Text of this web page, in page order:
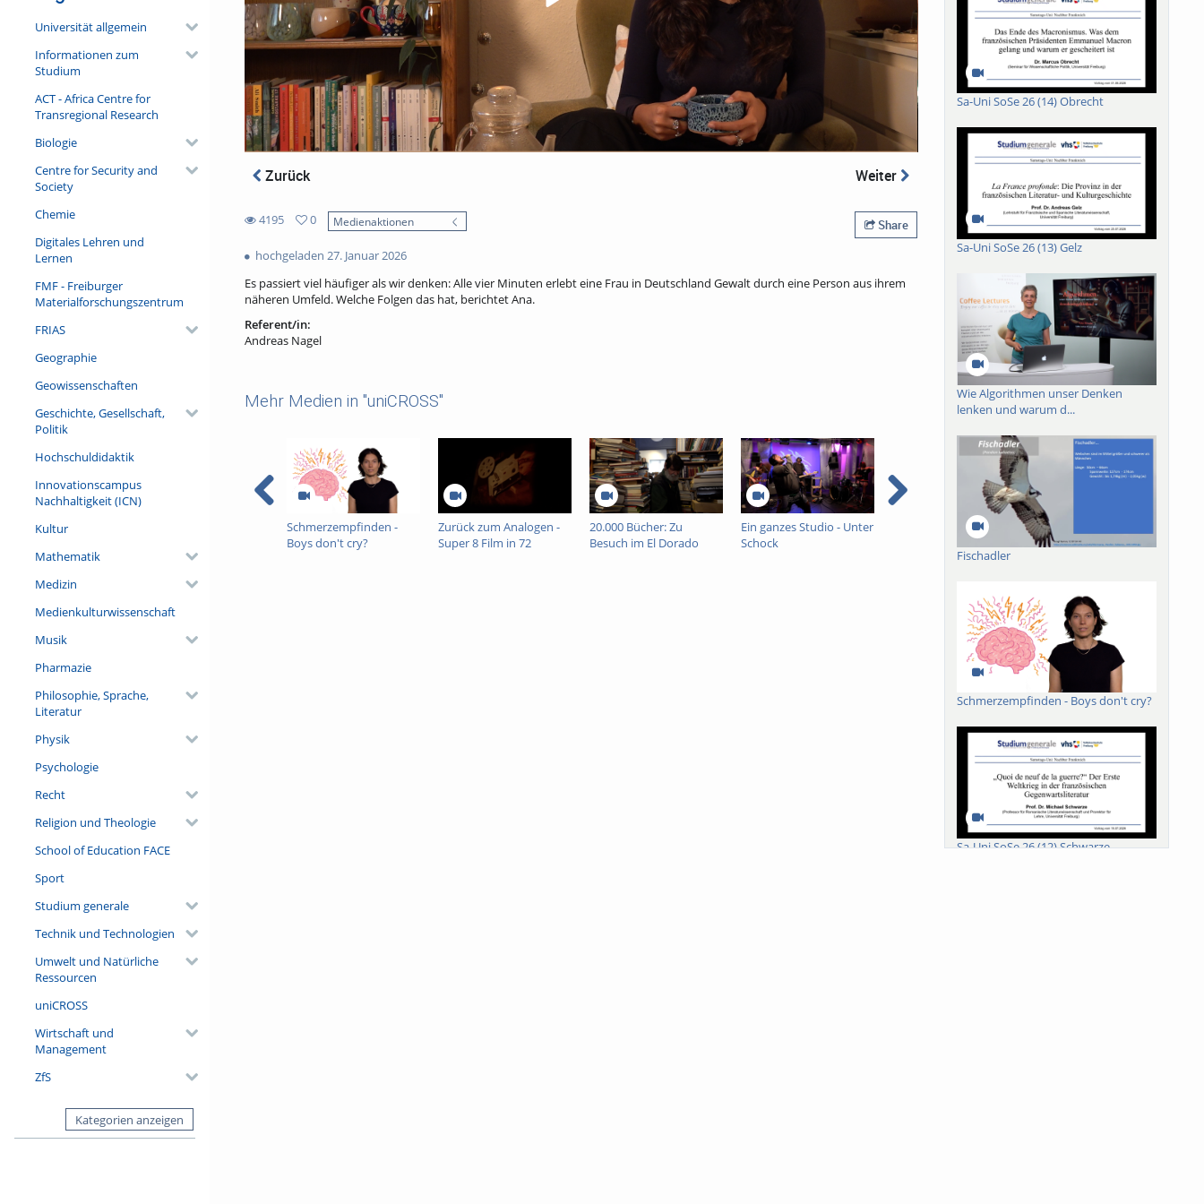
Universität allgemein
Informationen zum
Studium
ACT - Africa Centre for
Transregional Research
Biologie
Centre for Security and
Society
Chemie
Digitales Lehren und
Lernen
FMF - Freiburger
Materialforschungszentrum
FRIAS
Geographie
Geowissenschaften
Geschichte, Gesellschaft,
Politik
Hochschuldidaktik
Innovationscampus
Nachhaltigkeit (ICN)
Kultur
Mathematik
Medizin
Medienkulturwissenschaft
Musik
Pharmazie
Philosophie, Sprache,
Literatur
Physik
Psychologie
Recht
Religion und Theologie
School of Education FACE
Sport
Studium generale
Technik und Technologien
Umwelt und Natürliche
Ressourcen
uniCROSS
Wirtschaft und
Management
ZfS
Kategorien anzeigen
Zurück Weiter
4195
views
0
favorites
Medienaktionen
Share
hochgeladen 27. Januar 2026
Es passiert viel häufiger als wir denken: Alle vier Minuten erlebt eine Frau in Deutschland Gewalt durch eine Person aus ihrem
näheren Umfeld. Welche Folgen das hat, berichtet Ana.
Referent/in:
Andreas Nagel
Mehr Medien in "uniCROSS"
Schmerzempfinden -
Boys don't cry?
Zurück zum Analogen -
Super 8 Film in 72
20.000 Bücher: Zu
Besuch im El Dorado
Ein ganzes Studio - Unter
Schock
Ein ganzes Studio - Unter
Sommer, Sonne,
Freiburg
Sa-Uni SoSe 26 (14) Obrecht
Sa-Uni SoSe 26 (13) Gelz
Wie Algorithmen unser Denken
lenken und warum d...
Fischadler
Schmerzempfinden - Boys don't cry?
Sa-Uni SoSe 26 (12) Schwarze